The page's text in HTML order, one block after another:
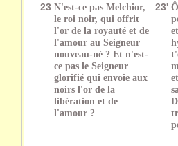
23 N'est-ce pas Melchior,
le roi noir, qui offrit
l'or de la royauté et de
l'amour au Seigneur
nouveau-né ? Et n'est-
ce pas le Seigneur
glorifié qui envoie aux
noirs l'or de la
libération et de
l'amour ?
23'